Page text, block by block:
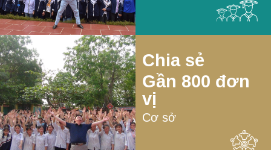
Chia sẻ
Gần 800 đơn
vị
Cơ sở